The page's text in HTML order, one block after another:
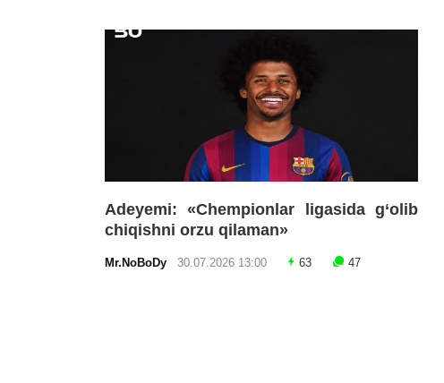
Adeyemi: «Chempionlar ligasida g‘olib
chiqishni orzu qilaman»
Mr.NoBoDy 30.07.2026 13:00 63 47